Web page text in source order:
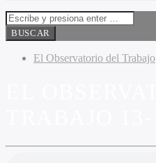
El Observatorio del Trabajo